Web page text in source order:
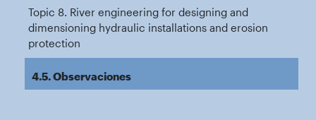
Topic 8. River engineering for designing and
dimensioning hydraulic installations and erosion
protection
4.5. Observaciones